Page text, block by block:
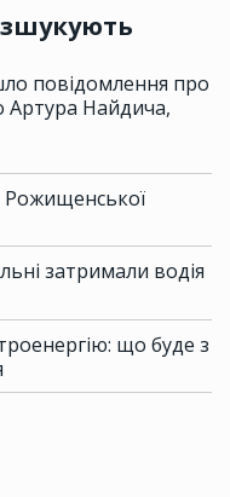
повідомлення про
Артура Найдича,
Рожищенської
затримали водія
що буде з